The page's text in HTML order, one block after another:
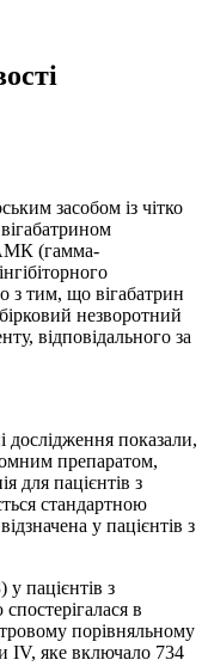
засобом із чітко
(гамма-
з тим, що вігабатрин
незворотний
відповідального за
дослідження показали,
препаратом,
для пацієнтів з
стандартною
у пацієнтів з
у пацієнтів з
в
порівняльному
IV, яке включало 734